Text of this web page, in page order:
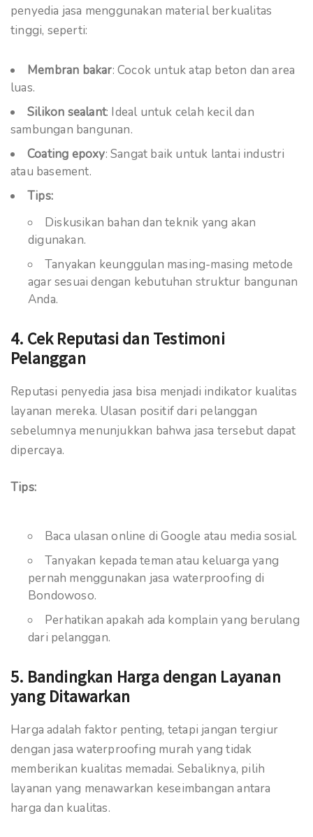
penyedia jasa menggunakan material berkualitas
tinggi, seperti:
Membran bakar: Cocok untuk atap beton dan area
luas.
Silikon sealant: Ideal untuk celah kecil dan
sambungan bangunan.
Coating epoxy: Sangat baik untuk lantai industri
atau basement.
Tips:
Diskusikan bahan dan teknik yang akan
digunakan.
Tanyakan keunggulan masing-masing metode
agar sesuai dengan kebutuhan struktur bangunan
Anda.
4. Cek Reputasi dan Testimoni
Pelanggan
Reputasi penyedia jasa bisa menjadi indikator kualitas
layanan mereka. Ulasan positif dari pelanggan
sebelumnya menunjukkan bahwa jasa tersebut dapat
dipercaya.
Tips:
Baca ulasan online di Google atau media sosial.
Tanyakan kepada teman atau keluarga yang
pernah menggunakan jasa waterproofing di
Bondowoso.
Perhatikan apakah ada komplain yang berulang
dari pelanggan.
5. Bandingkan Harga dengan Layanan
yang Ditawarkan
Harga adalah faktor penting, tetapi jangan tergiur
dengan jasa waterproofing murah yang tidak
memberikan kualitas memadai. Sebaliknya, pilih
layanan yang menawarkan keseimbangan antara
harga dan kualitas.